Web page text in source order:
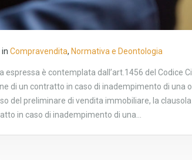
in Compravendita, Normativa e Deontologia
espressa è contemplata dall’art.1456 del Codice
di un contratto in caso di inadempimento di una
del preliminare di vendita immobiliare, la
in caso di inadempimento di una…